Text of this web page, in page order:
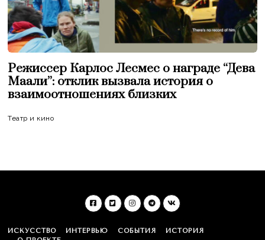
Режиссер Карлос Лесмес о награде “Дева
Маали”: отклик вызвала история о
взаимоотношениях близких
Театр и кино
ИСКУССТВО ИНТЕРВЬЮ СОБЫТИЯ
ИСТОРИЯ